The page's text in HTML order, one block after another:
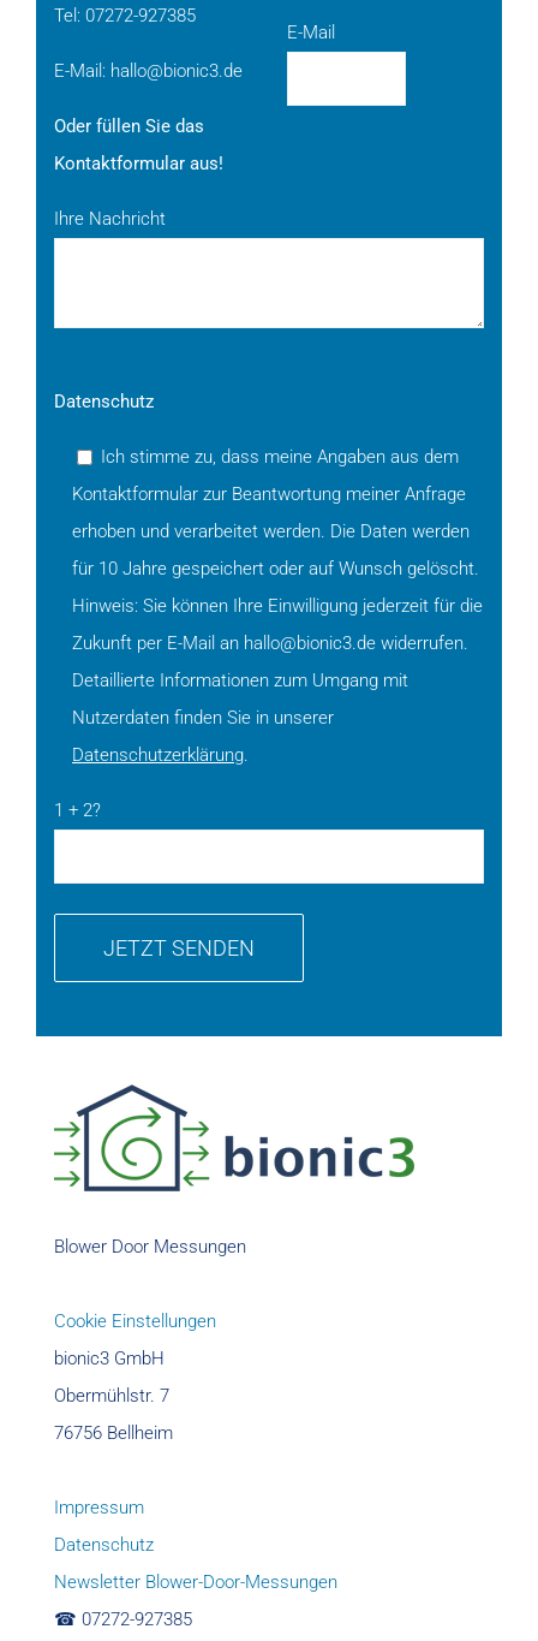
Tel: 07272-927385
E-Mail: hallo@bionic3.de
Oder füllen Sie das
Kontaktformular aus!
E-Mail
Ihre Nachricht
Datenschutz
Ich stimme zu, dass meine Angaben aus dem
Kontaktformular zur Beantwortung meiner Anfrage
erhoben und verarbeitet werden. Die Daten werden
für 10 Jahre gespeichert oder auf Wunsch gelöscht.
Hinweis: Sie können Ihre Einwilligung jederzeit für die
Zukunft per E-Mail an hallo@bionic3.de widerrufen.
Detaillierte Informationen zum Umgang mit
Nutzerdaten finden Sie in unserer
Datenschutzerklärung.
1 + 2?
Blower Door Messungen
Cookie Einstellungen
bionic3 GmbH
Obermühlstr. 7
76756 Bellheim
Impressum
Datenschutz
Newsletter Blower-Door-Messungen
☎︎ 07272-927385